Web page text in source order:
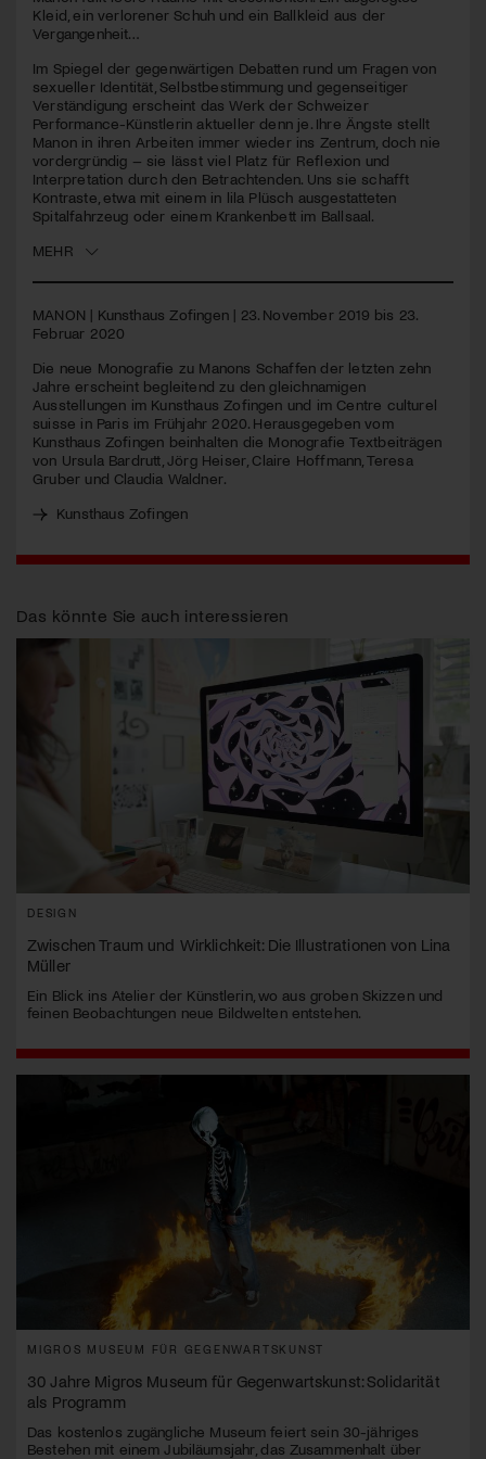
seconds
Kleid, ein verlorener Schuh und ein Ballkleid aus der
Vergangenheit…
Im Spiegel der gegenwärtigen Debatten rund um Fragen von
sexueller Identität, Selbstbestimmung und gegenseitiger
Verständigung erscheint das Werk der Schweizer
Performance-Künstlerin aktueller denn je. Ihre Ängste stellt
Manon in ihren Arbeiten immer wieder ins Zentrum, doch nie
vordergründig – sie lässt viel Platz für Reflexion und
Interpretation durch den Betrachtenden. Uns sie schafft
Kontraste, etwa mit einem in lila Plüsch ausgestatteten
Spitalfahrzeug oder einem Krankenbett im Ballsaal.
MEHR
MANON | Kunsthaus Zofingen | 23. November 2019 bis 23.
Februar 2020
Die neue Monografie zu Manons Schaffen der letzten zehn
Jahre erscheint begleitend zu den gleichnamigen
Ausstellungen im Kunsthaus Zofingen und im Centre culturel
suisse in Paris im Frühjahr 2020. Herausgegeben vom
Kunsthaus Zofingen beinhalten die Monografie Textbeiträgen
von Ursula Bardrutt, Jörg Heiser, Claire Hoffmann, Teresa
Gruber und Claudia Waldner.
Kunsthaus Zofingen
Das könnte Sie auch interessieren
DESIGN
Zwischen Traum und Wirklichkeit: Die Illustrationen von Lina
Müller
Ein Blick ins Atelier der Künstlerin, wo aus groben Skizzen und
feinen Beobachtungen neue Bildwelten entstehen.
MIGROS MUSEUM FÜR GEGENWARTSKUNST
30 Jahre Migros Museum für Gegenwartskunst: Solidarität
als Programm
Das kostenlos zugängliche Museum feiert sein 30-jähriges
Bestehen mit einem Jubiläumsjahr, das Zusammenhalt über
Jetzt Mitglied werden